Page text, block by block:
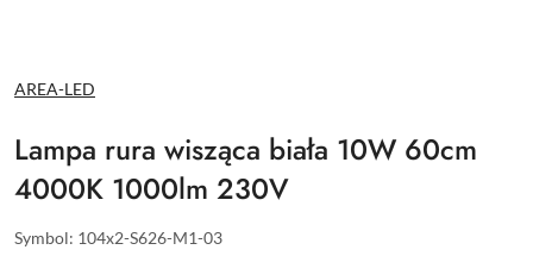
NAZWA
PRODUCENTA:
AREA-LED
Lampa rura wisząca biała 10W 60cm
4000K 1000lm 230V
Symbol: 104x2-S626-M1-03